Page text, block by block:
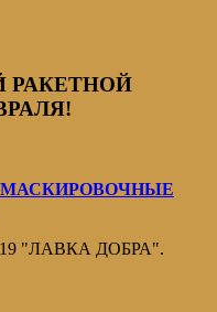
РАКЕТНОЙ
"ЛАВКА ДОБРА".